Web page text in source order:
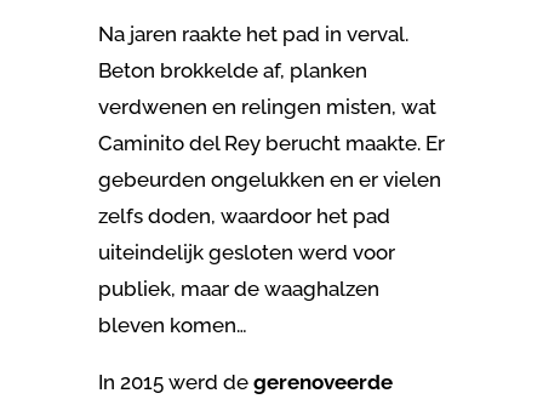
Na jaren raakte het pad in verval.
Beton brokkelde af, planken
verdwenen en relingen misten, wat
Caminito del Rey berucht maakte. Er
gebeurden ongelukken en er vielen
zelfs doden, waardoor het pad
uiteindelijk gesloten werd voor
publiek, maar de waaghalzen
bleven komen…
In 2015 werd de gerenoveerde